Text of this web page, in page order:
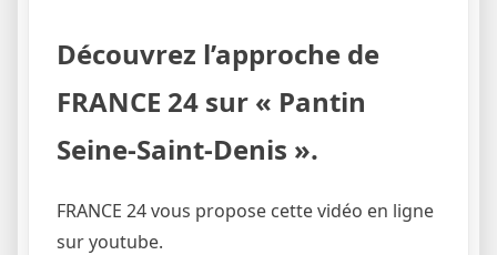
Découvrez l’approche de
FRANCE 24 sur « Pantin
Seine-Saint-Denis ».
FRANCE 24 vous propose cette vidéo en ligne
sur youtube.